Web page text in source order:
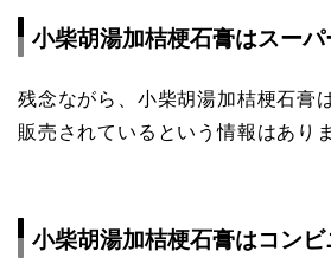
小柴胡湯加桔梗石膏はスー
残念ながら、小柴胡湯加桔梗石膏
販売されているという情報はあり
小柴胡湯加桔梗石膏はコン